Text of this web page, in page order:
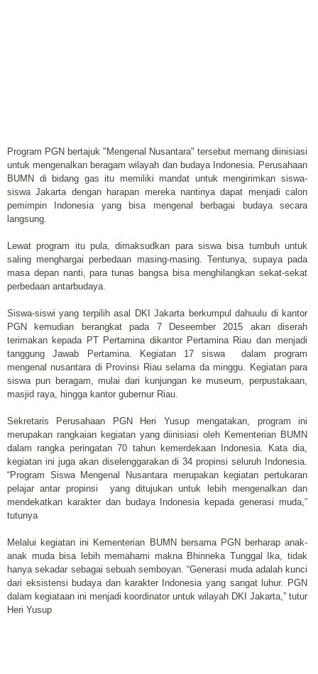
Program PGN bertajuk "Mengenal Nusantara" tersebut memang diinisiasi
untuk mengenalkan beragam wilayah dan budaya Indonesia. Perusahaan
BUMN di bidang gas itu memiliki mandat untuk mengirimkan siswa-
siswa Jakarta dengan harapan mereka nantinya dapat menjadi calon
pemimpin Indonesia yang bisa mengenal berbagai budaya secara
langsung.
Lewat program itu pula, dimaksudkan para siswa bisa tumbuh untuk
saling menghargai perbedaan masing-masing. Tentunya, supaya pada
masa depan nanti, para tunas bangsa bisa menghilangkan sekat-sekat
perbedaan antarbudaya.
Siswa-siswi yang terpilih asal DKI Jakarta berkumpul dahuulu di kantor
PGN kemudian berangkat pada 7 Deseember 2015 akan diserah
terimakan kepada PT Pertamina dikantor Pertamina Riau dan menjadi
tanggung Jawab Pertamina. Kegiatan 17 siswa dalam program
mengenal nusantara di Provinsi Riau selama da minggu. Kegiatan para
siswa pun beragam, mulai dari kunjungan ke museum, perpustakaan,
masjid raya, hingga kantor gubernur Riau.
Sekretaris Perusahaan PGN Heri Yusup mengatakan, program ini
merupakan rangkaian kegiatan yang diinisiasi oleh Kementerian BUMN
dalam rangka peringatan 70 tahun kemerdekaan Indonesia. Kata dia,
kegiatan ini juga akan diselenggarakan di 34 propinsi seluruh Indonesia.
“Program Siswa Mengenal Nusantara merupakan kegiatan pertukaran
pelajar antar propinsi yang ditujukan untuk lebih mengenalkan dan
mendekatkan karakter dan budaya Indonesia kepada generasi muda,”
tutunya
Melalui kegiatan ini Kementerian BUMN bersama PGN berharap anak-
anak muda bisa lebih memahami makna Bhinneka Tunggal Ika, tidak
hanya sekadar sebagai sebuah semboyan. “Generasi muda adalah kunci
dari eksistensi budaya dan karakter Indonesia yang sangat luhur. PGN
dalam kegiataan ini menjadi koordinator untuk wilayah DKI Jakarta,” tutur
Heri Yusup